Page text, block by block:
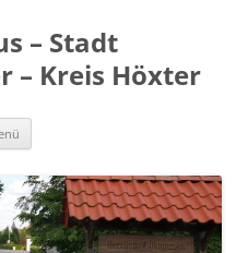
– Stadt
– Kreis Höxter